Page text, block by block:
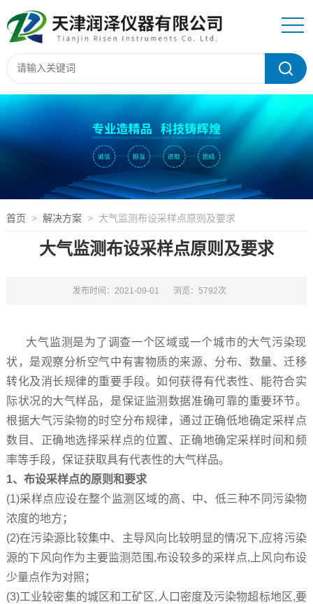
首页 > 解决方案> 大气监测布设采样点原则及要求
大气监测布设采样点原则及要求
发布时间：2021-09-01 浏览：5792次
大气监测‍是为了调查一个区域或一个城市的大气污染现
状，是观察分析空气中有害物质的来源、分布、数量、迁移
转化及消长规律的重要手段。如何获得有代表性、能符合实
际状况的大气样品，是保证监测数据准确可靠的重要环节。
根据大气污染物的时空分布规律，通过正确低地确定采样点
数目、正确地选择采样点的位置、正确地确定采样时间和频
率等手段，保证获取具有代表性的大气样品。
1、布设采样点的原则和要求
(1)采样点应设在整个监测区域的高、中、低三种不同污染物
浓度的地方；
(2)在污染源比较集中、主导风向比较明显的情况下,应将污染
源的下风向作为主要监测范围,布设较多的采样点,上风向布设
少量点作为对照；
(3)工业较密集的城区和工矿区,人口密度及污染物超标地区,要